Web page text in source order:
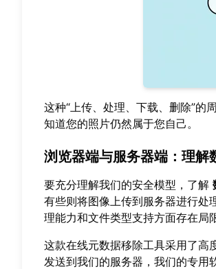
这种“上传、处理、下载、删除”的
知道您的照片仍然属于您自己。
浏览器端与服务器端：理解
要充分理解我们的安全模型，了解
有些则将图像上传到服务器进行处
理能力和文件类型支持方面存在局
这款在线元数据移除工具采用了高
发送到我们的服务器，我们的专用